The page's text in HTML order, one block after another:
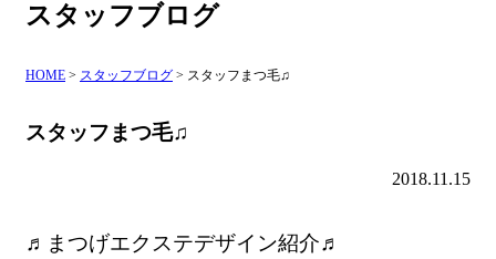
スタッフブログ
HOME > スタッフブログ > スタッフまつ毛♫
スタッフまつ毛♫
2018.11.15
♬まつげエクステデザイン紹介♬